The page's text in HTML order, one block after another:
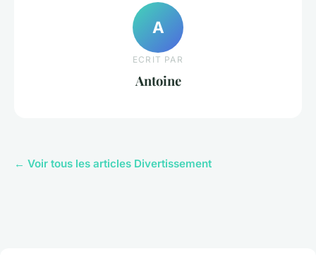
A
ECRIT PAR
Antoine
← Voir tous les articles Divertissement